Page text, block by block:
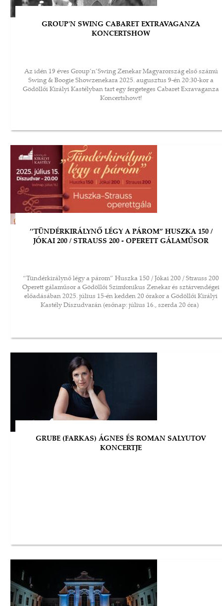
GROUP'N SWING CABARET EXTRAVAGANZA
KONCERTSHOW
Az idén 19 éves Group’n’Swing Zenekar Magyarország első számú
Swing & Boogie Showzenekara 2025. augusztus 9-én 20:30-kor a
Gödöllői Királyi Kastélyban tart egy fergeteges Cabaret Exravaganza
Koncertshowt!
’’TÜNDÉRKIRÁLYNŐ LÉGY A PÁROM” HUSZKA 150 /
JÓKAI 200 / STRAUSS 200 - OPERETT GÁLAMŰSOR
“Tündérkirálynő légy a párom” Huszka 150 / Jókai 200 / Strauss 200
Operett gálaműsor a Gödöllői Szimfonikus Zenekar és sztárvendégei
előadásában 2025. július 15-én kedden 20 órakor a Gödöllői Királyi
Kastély Díszudvarán (esőnap: július 16., szerda 20 óra)
GRUBE (FARKAS) ÁGNES ÉS ROMAN SALYUTOV
KONCERTJE